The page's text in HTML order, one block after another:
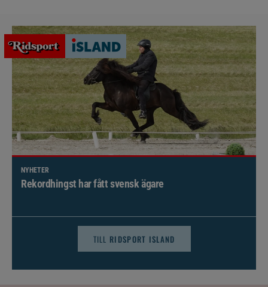
NYHETER
Brett politiskt stöd för förändringar i djursjukvården –
TILL RIDSPORT ISLAND